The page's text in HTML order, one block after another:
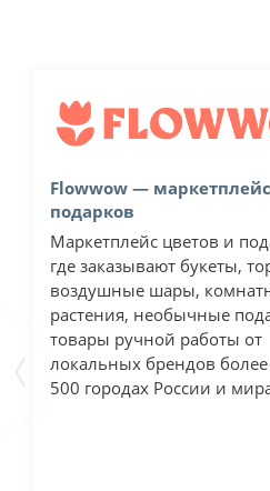
Flowwow — маркетплейс
подарков
Маркетплейс цветов и
где заказывают букеты,
воздушные шары,
растения, необычные
товары ручной работы от
локальных брендов
500 городах России и